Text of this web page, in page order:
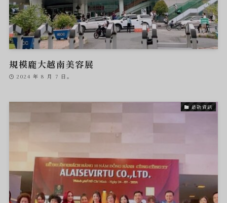
規模龐大越南美容展
2024 年 8 月 7 日。
最新資訊